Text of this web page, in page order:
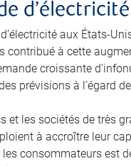
aux États-
contribué à cette
croissante
prévisions à l’égard
et les sociétés de très
à accroître leur
les consommateurs est